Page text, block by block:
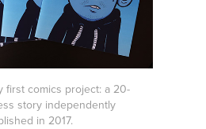
first comics project: a 20-
story independently
in 2017.